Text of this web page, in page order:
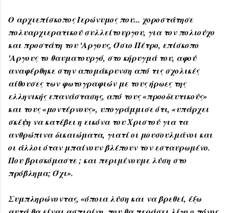
Ο αρχιεπίσκοπος Ιερώνυμος που... χοροστάτησε
πολυαρχιερατικού συλλείτουργου, για τον πολιούχο
και προστάτη του 'Αργους, Όσιο Πέτρο, επίσκοπο
'Αργους το θαυματουργό, στο κήρυγμά του, αφού
αναφέρθηκε στην απομάκρυνση από τις σχολικές
αίθουσες των φωτογραφιών με τους ήρωες της
ελληνικής επανάστασης, από τους «προοδευτικούς»
και τους «μοντέρνους», υπογράμμισε ότι, «υπάρχει
σκέψη να κατέβει η εικόνα του Χριστού για τα
ανθρώπινα δικαιώματα, γιατί οι μουσουλμάνοι και
οι άλλοι όταν μπαίνουν βλέπουν τον εσταυρωμένο.
Που βρισκόμαστε ; και περιμένουμε λύση στο
πρόβλημα; Όχι».
Συμπληρώνοντας, «όποια λύση και να βρεθεί, έξω